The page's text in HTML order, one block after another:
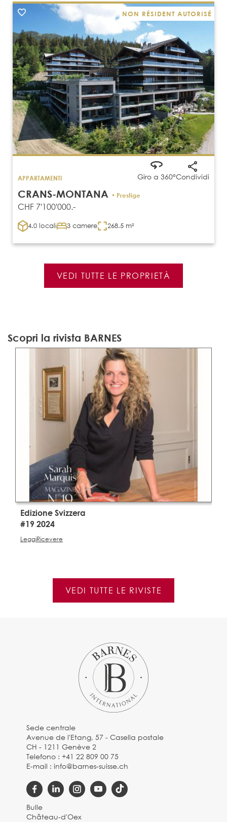
NON RÉSIDENT AUTORISÉ
Giro a 360°Condividi
APPARTAMENTI
CRANS-MONTANA • Prestige
CHF 7'100'000.-
4.0 locali 3 camere 268.5 m²
VEDI TUTTE LE PROPRIETÀ
Scopri la rivista BARNES
Edizione Svizzera
#19 2024
LeggiRicevere
VEDI TUTTE LE RIVISTE
Sede centrale
Avenue de l'Etang, 57 - Casella postale
CH - 1211 Genève 2
Telefono :+41 22 809 00 75
E-mail :info@barnes-suisse.ch
Bulle
Château-d'Oex